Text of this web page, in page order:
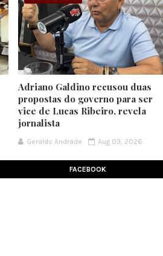
Adriano Galdino recusou duas
propostas do governo para ser
vice de Lucas Ribeiro, revela
jornalista
Geraldo Andrade Aug 03, 2026
FACEBOOK